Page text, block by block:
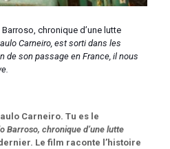
chronique d’une lutte
Carneiro, est sorti dans les
de son passage en France, il nous
Carneiro. Tu es le
Barroso, chronique d’une lutte
Le film raconte l’histoire